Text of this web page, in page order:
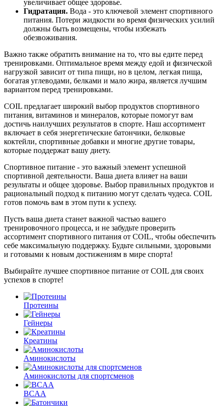
увеличивает общее здоровье.
Гидратация. Вода - это ключевой элемент спортивного
питания. Потери жидкости во время физических усилий
должны быть возмещены, чтобы избежать
обезвоживания.
Важно также обратить внимание на то, что вы едите перед
тренировками. Оптимальное время между едой и физической
нагрузкой зависит от типа пищи, но в целом, легкая пища,
богатая углеводами, белками и мало жира, является лучшим
вариантом перед тренировками.
COIL предлагает широкий выбор продуктов спортивного
питания, витаминов и минералов, которые помогут вам
достичь наилучших результатов в спорте. Наш ассортимент
включает в себя энергетические батончики, белковые
коктейли, спортивные добавки и многие другие товары,
которые поддержат вашу диету.
Спортивное питание - это важный элемент успешной
спортивной деятельности. Ваша диета влияет на ваши
результаты и общее здоровье. Выбор правильных продуктов и
рациональный подход к питанию могут сделать чудеса. COIL
готов помочь вам в этом пути к успеху.
Пусть ваша диета станет важной частью вашего
тренировочного процесса, и не забудьте проверить
ассортимент спортивного питания от COIL, чтобы обеспечить
себе максимальную поддержку. Будьте сильными, здоровыми
и готовыми к новым достижениям в мире спорта!
Выбирайте лучшее спортивное питание от COIL для своих
успехов в спорте!
Протеины
Гейнеры
Креатины
Аминокислоты
Аминокислоты для спортсменов
BCAA